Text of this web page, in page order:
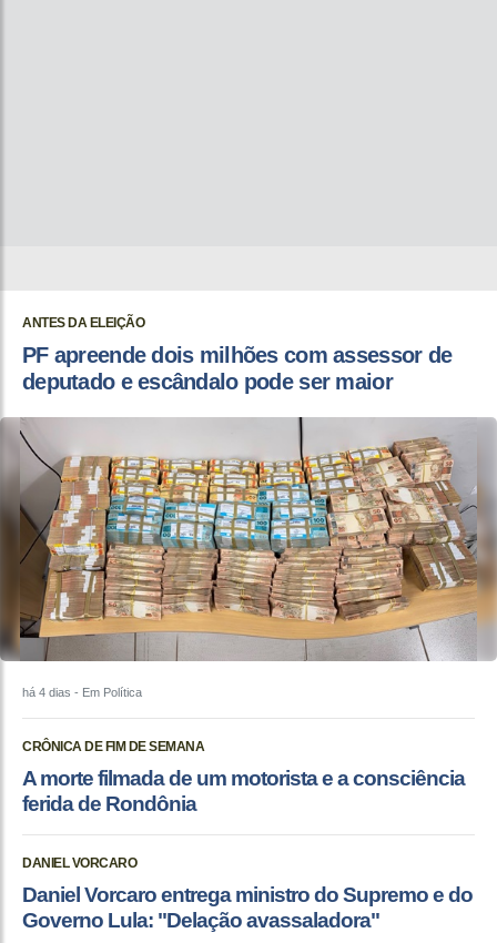
ANTES DA ELEIÇÃO
PF apreende dois milhões com assessor de
deputado e escândalo pode ser maior
há 4 dias - Em Política
CRÔNICA DE FIM DE SEMANA
A morte filmada de um motorista e a consciência
ferida de Rondônia
DANIEL VORCARO
Daniel Vorcaro entrega ministro do Supremo e do
Governo Lula: "Delação avassaladora"